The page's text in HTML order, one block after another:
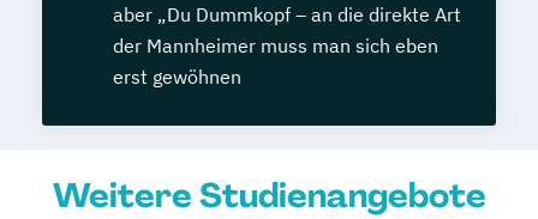
aber „Du Dummkopf – an die direkte Art
der Mannheimer muss man sich eben
erst gewöhnen
Weitere Studienangebote